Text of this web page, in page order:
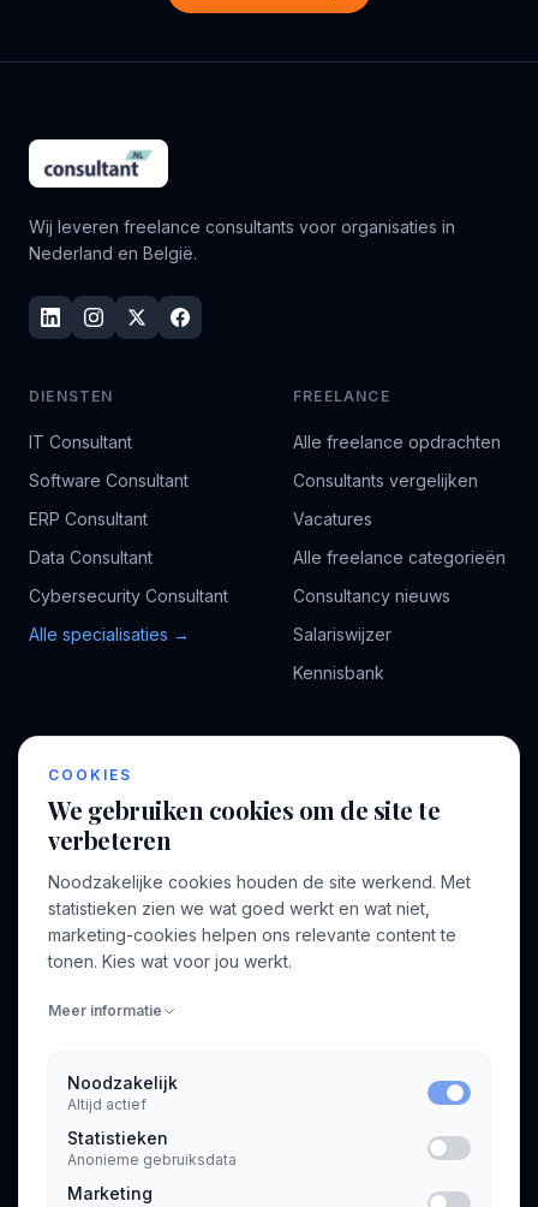
Wij leveren freelance consultants voor organisaties in
Nederland en België.
DIENSTEN
IT Consultant
Software Consultant
ERP Consultant
Data Consultant
Cybersecurity Consultant
Alle specialisaties →
FREELANCE
Alle freelance opdrachten
Consultants vergelijken
Vacatures
Alle freelance categorieën
Consultancy nieuws
Salariswijzer
Kennisbank
BEDRIJF
Bedrijven
Blog
Contact
VOOR CONSULTANTS
Inloggen
INFORMATIE
Privacyverklaring
COOKIES
We gebruiken cookies om de site te
verbeteren
Noodzakelijke cookies houden de site werkend. Met
statistieken zien we wat goed werkt en wat niet,
marketing-cookies helpen ons relevante content te
tonen. Kies wat voor jou werkt.
Meer informatie
Noodzakelijk
Altijd actief
Statistieken
Anonieme gebruiksdata
Marketing